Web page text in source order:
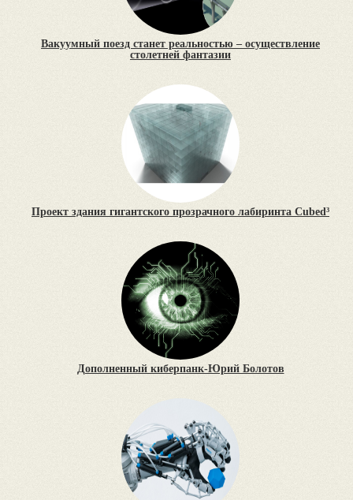
Вакуумный поезд станет реальностью – осуществление
столетней фантазии
Проект здания гигантского прозрачного лабиринта Cubed³
Дополненный киберпанк-Юрий Болотов